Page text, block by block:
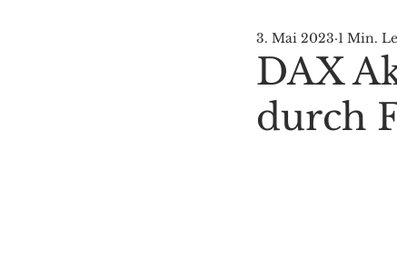
DAX
durch
3. Mai 2023 1 Min.